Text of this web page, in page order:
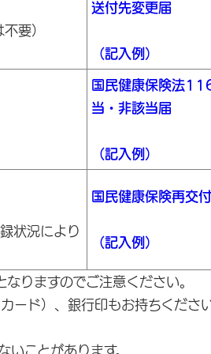
要）
送付先変更届
（記入例）
国民健康保険法
当・非該当届
（記入例）
状況により
国民健康保険再交
（記入例）
りますのでご注意ください。
ード）、銀行印もお持ちくださ
ことがあります。